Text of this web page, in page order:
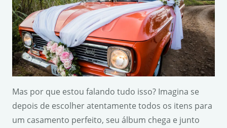
Mas por que estou falando tudo isso? Imagina se
depois de escolher atentamente todos os itens para
um casamento perfeito, seu álbum chega e junto